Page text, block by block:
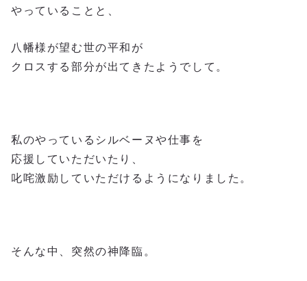
やっていることと、
八幡様が望む世の平和が
クロスする部分が出てきたようでして。
私のやっているシルベーヌや仕事を
応援していただいたり、
叱咤激励していただけるようになりました。
そんな中、突然の神降臨。